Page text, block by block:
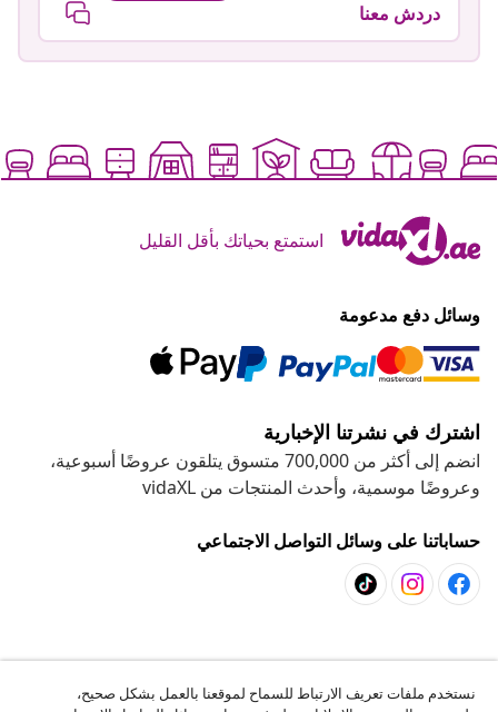
دردش معنا
استمتع بحياتك بأقل القليل
وسائل دفع مدعومة
اشترك في نشرتنا الإخبارية
انضم إلى أكثر من 700,000 متسوق يتلقون عروضًا أسبوعية،
وعروضًا موسمية، وأحدث المنتجات من vidaXL
حساباتنا على وسائل التواصل الاجتماعي
نستخدم ملفات تعريف الارتباط للسماح لموقعنا بالعمل بشكل صحيح،